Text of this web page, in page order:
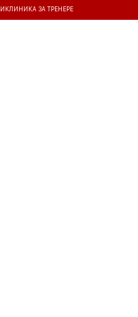
КЛИНИКА ЗА ТРЕНЕРЕ